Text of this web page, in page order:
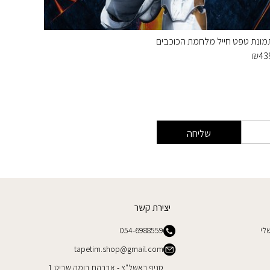
טפט חייל מלחמת הכוכבים
₪
שליחה
יצירת קשר
054-6988559
tapetim.shop@gmail.com
סניף ראשל"צ - אברהם בומה שביט 1